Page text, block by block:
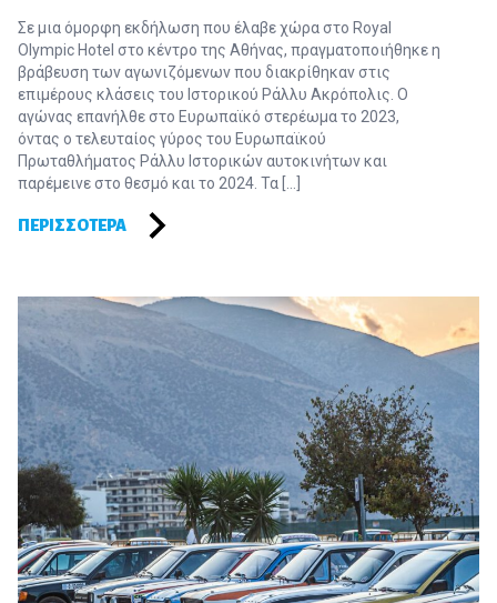
Σε μια όμορφη εκδήλωση που έλαβε χώρα στο Royal
Olympic Hotel στο κέντρο της Αθήνας, πραγματοποιήθηκε η
βράβευση των αγωνιζόμενων που διακρίθηκαν στις
επιμέρους κλάσεις του Ιστορικού Ράλλυ Ακρόπολις. Ο
αγώνας επανήλθε στο Ευρωπαϊκό στερέωμα το 2023,
όντας ο τελευταίος γύρος του Ευρωπαϊκού
Πρωταθλήματος Ράλλυ Ιστορικών αυτοκινήτων και
παρέμεινε στο θεσμό και το 2024. Τα […]
ΠΕΡΙΣΣΌΤΕΡΑ